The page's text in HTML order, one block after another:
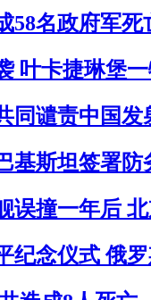
58名政府军
叶卡捷琳堡
同谴责中国
基斯坦签署
误撞一年后
纪念仪式 俄